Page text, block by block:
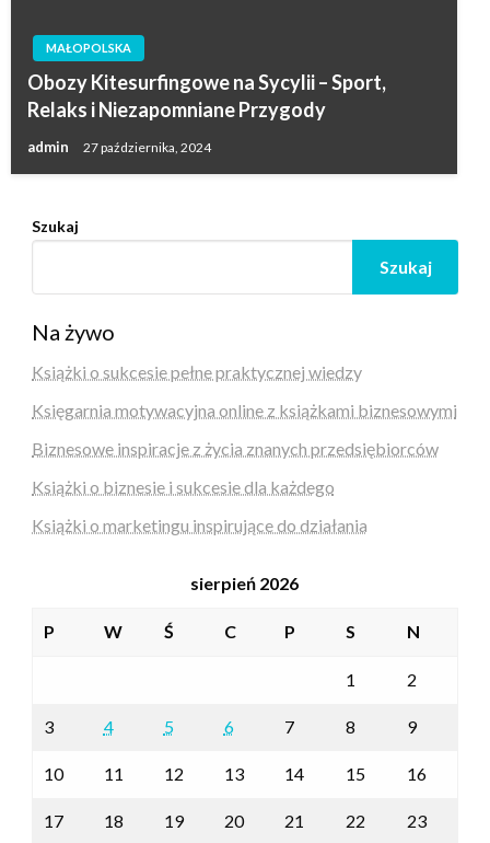
MAŁOPOLSKA
Obozy Kitesurfingowe na Sycylii – Sport,
Relaks i Niezapomniane Przygody
admin 27 października, 2024
Szukaj
Szukaj
Na żywo
Książki o sukcesie pełne praktycznej wiedzy
Księgarnia motywacyjna online z książkami biznesowymi
Biznesowe inspiracje z życia znanych przedsiębiorców
Książki o biznesie i sukcesie dla każdego
Książki o marketingu inspirujące do działania
sierpień 2026
P W Ś C P S N
1 2
3 4 5 6 7 8 9
10 11 12 13 14 15 16
17 18 19 20 21 22 23